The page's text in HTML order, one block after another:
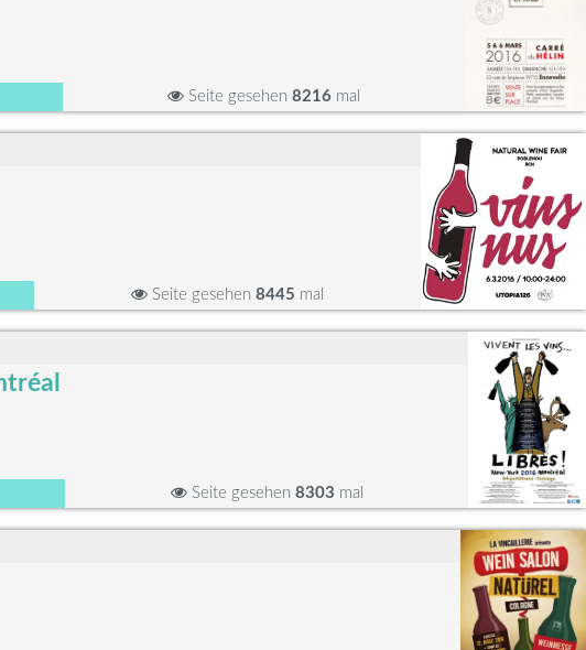
Seite gesehen 8216mal
Seite gesehen 8445 mal
Seite gesehen 8303 mal